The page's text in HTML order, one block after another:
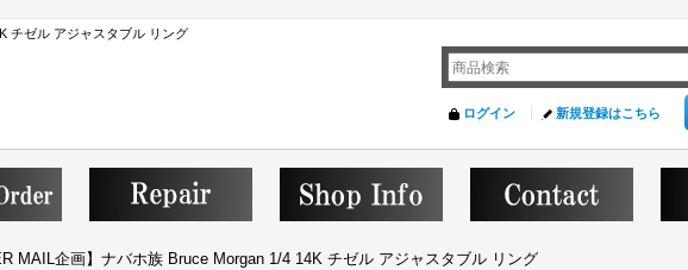
チゼル アジャスタブル リング
ログイン 新規登録はこちら
MAIL企画】ナバホ族 Bruce Morgan 1/4 14K チゼル アジャスタブル リング